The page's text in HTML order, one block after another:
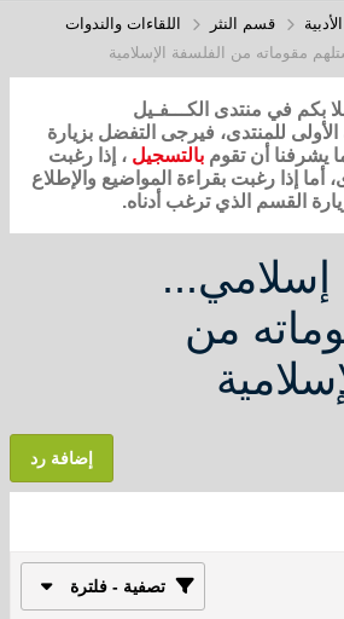
قسم النثر
اللقاءات والندوات
مقوماته من الفلسفة الإسلامية
بكم في منتدى الكـــفـيل
الأولى للمنتدى، فيرجى التفضل بزيارة
يشرفنا أن تقوم بالتسجيل ، إذا رغبت
أما إذا رغبت بقراءة المواضيع والإطلاع
القسم الذي ترغب أدناه.
من
إضافة رد
تصفية - فلترة